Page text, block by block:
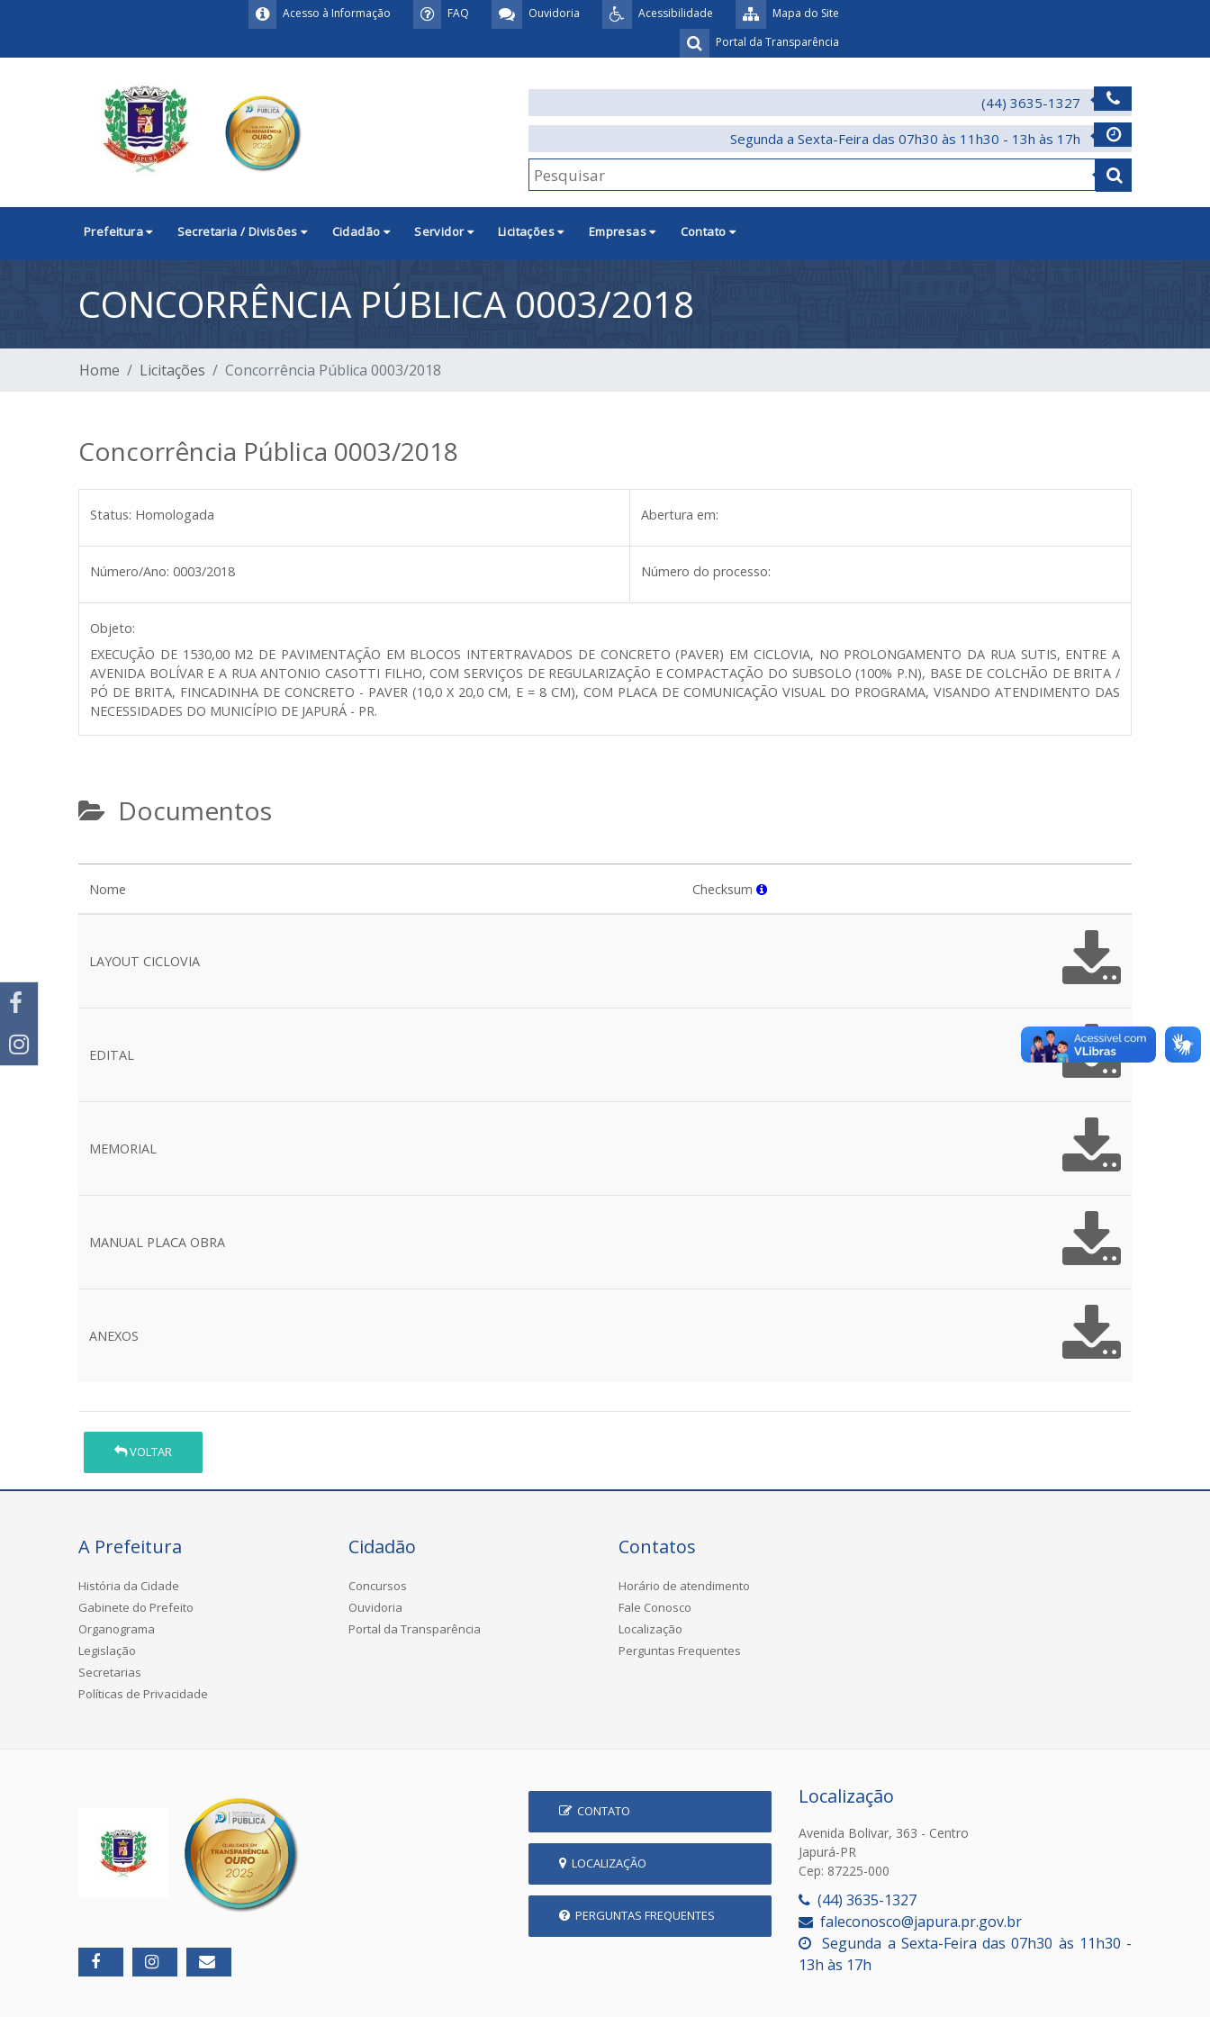
Mapa do Site
Acessibilidade
Ouvidoria
FAQ
Acesso à Informação
Portal da Transparência
(44) 3635-1327
Segunda a Sexta-Feira das 07h30 às 11h30 - 13h às 17h
Prefeitura Secretaria / Divisões Cidadão Servidor Licitações Empresas Contato
CONCORRÊNCIA PÚBLICA 0003/2018
Home Licitações Concorrência Pública 0003/2018
Concorrência Pública 0003/2018
Status: Homologada Abertura em:
Número/Ano: 0003/2018 Número do processo:
Objeto:
EXECUÇÃO DE 1530,00 M2 DE PAVIMENTAÇÃO EM BLOCOS INTERTRAVADOS DE CONCRETO (PAVER) EM CICLOVIA, NO PROLONGAMENTO DA RUA SUTIS, ENTRE A
AVENIDA BOLÍVAR E A RUA ANTONIO CASOTTI FILHO, COM SERVIÇOS DE REGULARIZAÇÃO E COMPACTAÇÃO DO SUBSOLO (100% P.N), BASE DE COLCHÃO DE BRITA /
PÓ DE BRITA, FINCADINHA DE CONCRETO - PAVER (10,0 X 20,0 CM, E = 8 CM), COM PLACA DE COMUNICAÇÃO VISUAL DO PROGRAMA, VISANDO ATENDIMENTO DAS
NECESSIDADES DO MUNICÍPIO DE JAPURÁ - PR.
Documentos
Nome Checksum
LAYOUT CICLOVIA
EDITAL
MEMORIAL
MANUAL PLACA OBRA
ANEXOS
VOLTAR
A Prefeitura
História da Cidade
Gabinete do Prefeito
Organograma
Legislação
Secretarias
Políticas de Privacidade
Cidadão
Concursos
Ouvidoria
Portal da Transparência
Contatos
Horário de atendimento
Fale Conosco
Localização
Perguntas Frequentes
CONTATO
LOCALIZAÇÃO
PERGUNTAS FREQUENTES
Localização
Avenida Bolivar, 363 - Centro
Japurá-PR
Cep: 87225-000
(44) 3635-1327
faleconosco@japura.pr.gov.br
Segunda a Sexta-Feira das 07h30 às 11h30 -
13h às 17h